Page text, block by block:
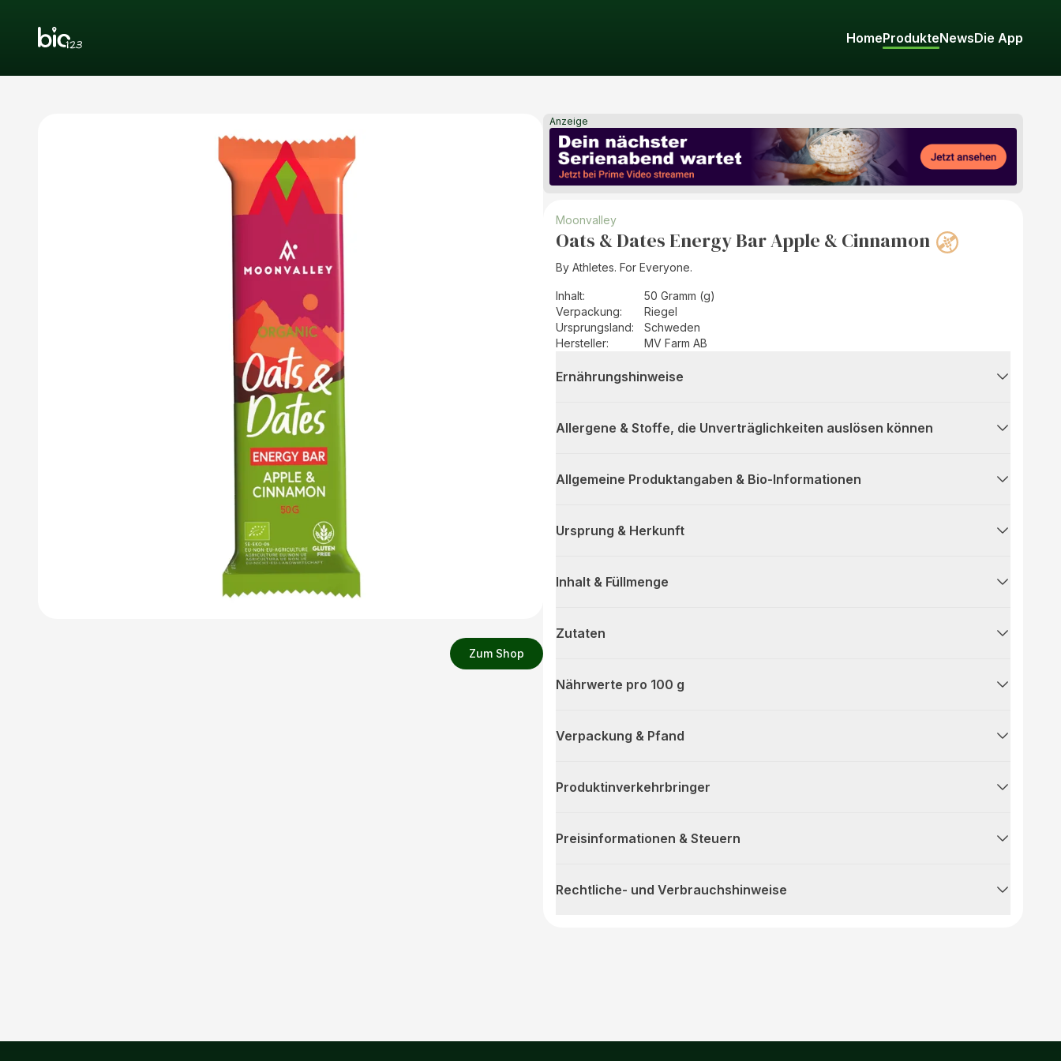
HomeProdukteNewsDie App
Zum Shop
Anzeige
Moonvalley
Oats & Dates Energy Bar Apple & Cinnamon
By Athletes. For Everyone.
Inhalt:
50 Gramm (g)
Verpackung:
Riegel
Ursprungsland:
Schweden
Hersteller: MV Farm AB
Ernährungshinweise
Allergene & Stoffe, die Unverträglichkeiten auslösen können
Allgemeine Produktangaben & Bio-Informationen
Ursprung & Herkunft
Inhalt & Füllmenge
Zutaten
Nährwerte pro 100 g
Verpackung & Pfand
Produktinverkehrbringer
Preisinformationen & Steuern
Rechtliche- und Verbrauchshinweise